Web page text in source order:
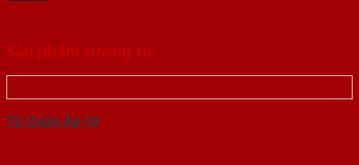
Sản phẩm tương tự
Tủ Quần Áo 10